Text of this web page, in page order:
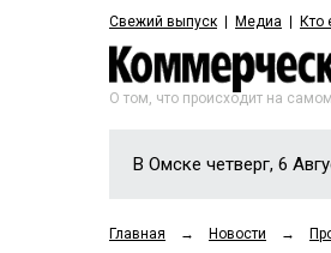
Свежий выпуск Медиа Кто
О том, что происходит на
В Омске четверг, 6
Главная → Новости →